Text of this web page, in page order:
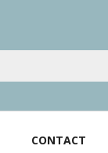
CONTACT